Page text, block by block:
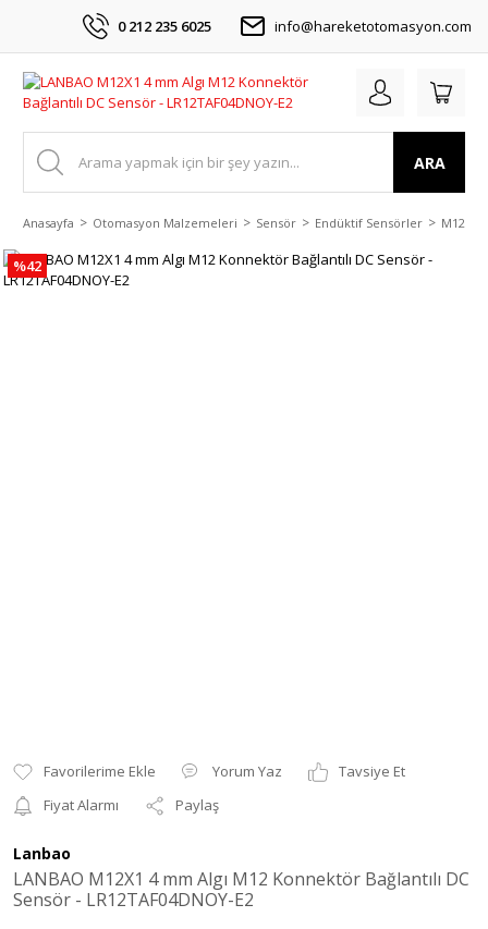
0 212 235 6025 info@hareketotomasyon.com
ARA
Anasayfa Otomasyon Malzemeleri Sensör Endüktif Sensörler M12
%42
Yorum Yaz
Tavsiye Et
Fiyat Alarmı
Paylaş
Lanbao
LANBAO M12X1 4 mm Algı M12 Konnektör Bağlantılı DC
Sensör - LR12TAF04DNOY-E2